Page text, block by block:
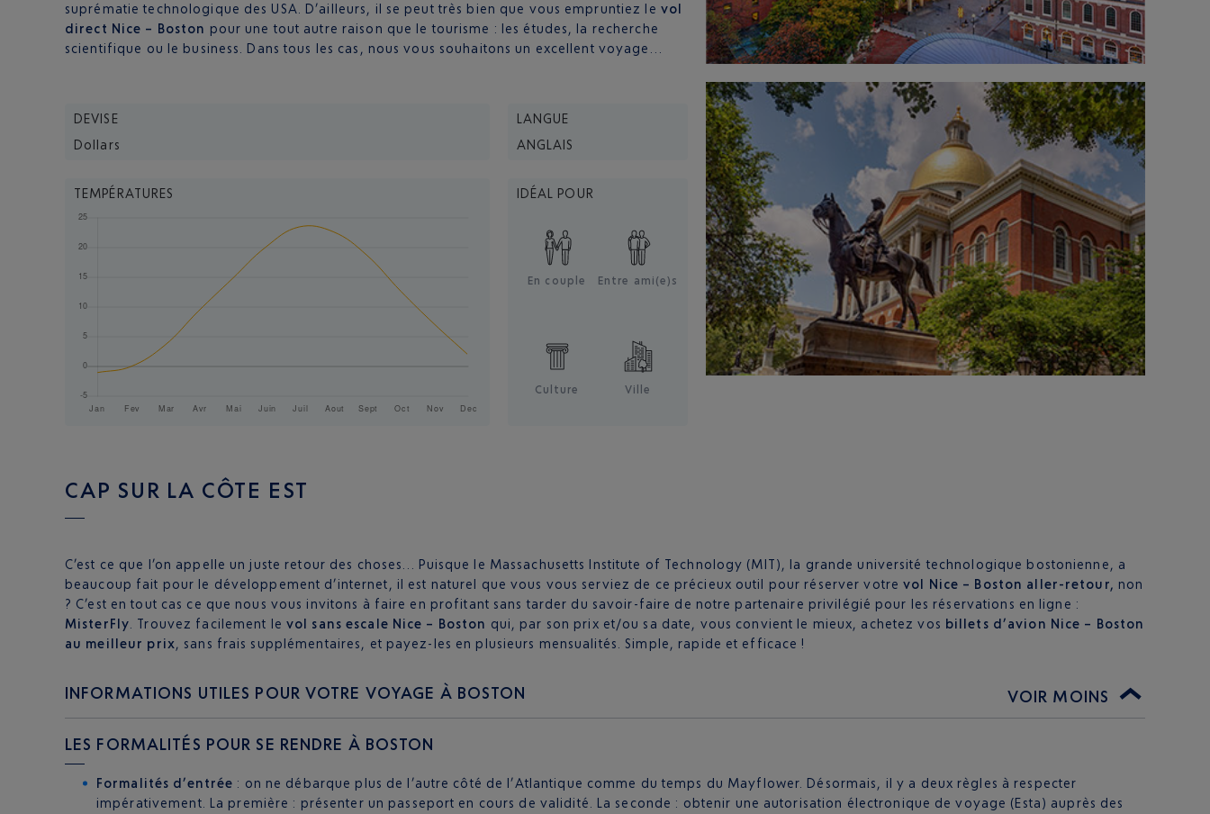
suprématie technologique des USA. D’ailleurs, il se peut très bien que vous empruntiez le vol
direct Nice – Boston pour une tout autre raison que le tourisme : les études, la recherche
scientifique ou le business. Dans tous les cas, nous vous souhaitons un excellent voyage…
DEVISE
Dollars
LANGUE
ANGLAIS
TEMPÉRATURES IDÉAL POUR
En couple Entre ami(e)s
Culture Ville
CAP SUR LA CÔTE EST
C’est ce que l’on appelle un juste retour des choses… Puisque le Massachusetts Institute of Technology (MIT), la grande université technologique bostonienne, a
beaucoup fait pour le développement d’internet, il est naturel que vous vous serviez de ce précieux outil pour réserver votrevol Nice – Boston aller-retour, non
? C’est en tout cas ce que nous vous invitons à faire en profitant sans tarder du savoir-faire de notre partenaire privilégié pour les réservations en ligne :
MisterFly . Trouvez facilement le vol sans escale Nice – Boston qui, par son prix et/ou sa date, vous convient le mieux, achetez vos billets d’avion Nice – Boston
au meilleur prix, sans frais supplémentaires, et payez-les en plusieurs mensualités. Simple, rapide et efficace !
INFORMATIONS UTILES POUR VOTRE VOYAGE À BOSTON VOIR MOINS
LES FORMALITÉS POUR SE RENDRE À BOSTON
Formalités d’entrée : on ne débarque plus de l’autre côté de l’Atlantique comme du temps du Mayflower. Désormais, il y a deux règles à respecter
impérativement. La première : présenter un passeport en cours de validité. La seconde : obtenir une autorisation électronique de voyage (Esta) auprès des